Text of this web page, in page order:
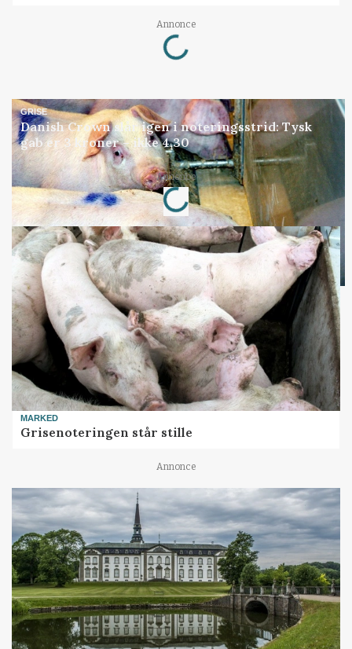
Annonce
Loading...
GRISE
Danish Crown slår igen i noteringsstrid: Tysk
gab er 3 kroner – ikke 4,30
Annonce
Loading...
MARKED
Grisenoteringen står stille
Annonce